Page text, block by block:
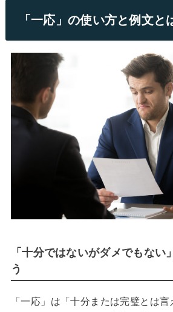
「一応」の使い方と例文と
「十分ではないがダメでもない
う
「一応」は「十分または完璧とは